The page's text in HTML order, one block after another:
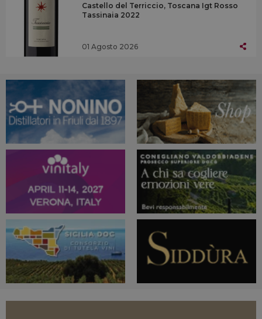
Castello del Terriccio, Toscana Igt Rosso
Tassinaia 2022
01 Agosto 2026